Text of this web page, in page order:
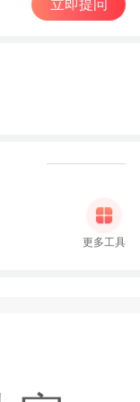
立即提问
更多工具